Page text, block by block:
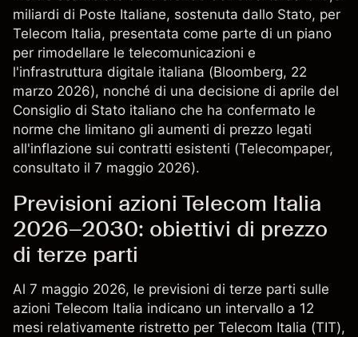
miliardi di Poste Italiane, sostenuta dallo Stato, per
Telecom Italia, presentata come parte di un piano
per rimodellare le telecomunicazioni e
l'infrastruttura digitale italiana (Bloomberg, 22
marzo 2026), nonché di una decisione di aprile del
Consiglio di Stato italiano che ha confermato le
norme che limitano gli aumenti di prezzo legati
all'inflazione sui contratti esistenti (Telecompaper,
consultato il 7 maggio 2026).
Previsioni azioni Telecom Italia
2026–2030: obiettivi di prezzo
di terze parti
Al 7 maggio 2026, le previsioni di terze parti sulle
azioni Telecom Italia indicano un intervallo a 12
mesi relativamente ristretto per Telecom Italia (TIT),